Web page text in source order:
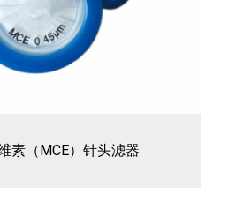
素（MCE）针头滤器